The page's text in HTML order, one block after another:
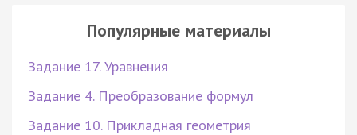
Популярные материалы
Задание 17. Уравнения
Задание 4. Преобразование формул
Задание 10. Прикладная геометрия